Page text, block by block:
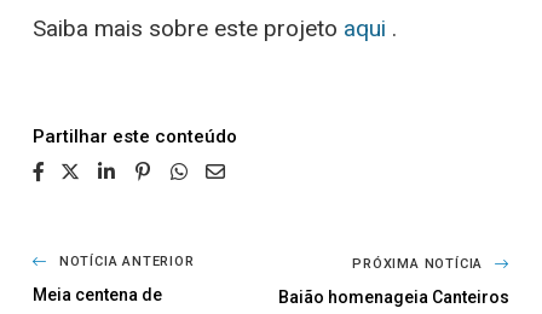
Saiba mais sobre este projeto aqui .
Partilhar
NOTÍCIA ANTERIOR
Meia centena de
PRÓXIMA NOTÍCIA
Baião homenageia Canteiros